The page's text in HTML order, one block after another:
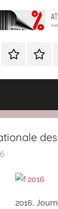
Nous
ATTAC
2016,